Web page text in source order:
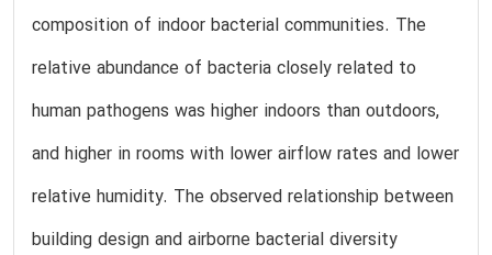
composition of indoor bacterial communities. The
relative abundance of bacteria closely related to
human pathogens was higher indoors than outdoors,
and higher in rooms with lower airflow rates and lower
relative humidity. The observed relationship between
building design and airborne bacterial diversity